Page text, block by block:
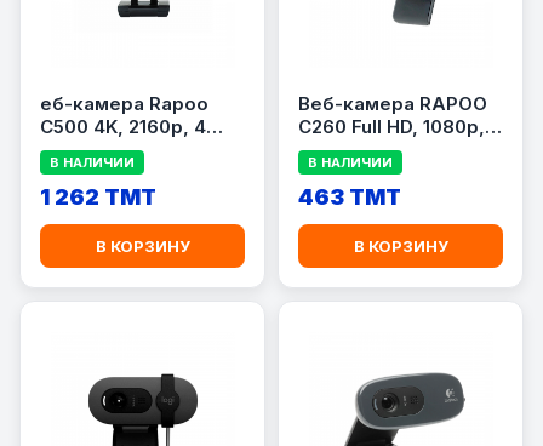
еб-камера Rapoo
C500 4K, 2160p, 4
МП, встроенный
микрофон, черная
В НАЛИЧИИ
1 262 TMT
В КОРЗИНУ
Веб-камера RAPOO
C260 Full HD, 1080p,
30 FPS, встроенный
микрофон, черная
В НАЛИЧИИ
463 TMT
В КОРЗИНУ